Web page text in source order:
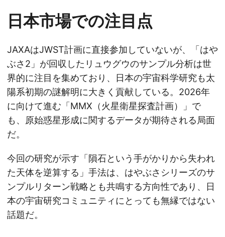
日本市場での注目点
JAXAはJWST計画に直接参加していないが、「はや
ぶさ2」が回収したリュウグウのサンプル分析は世
界的に注目を集めており、日本の宇宙科学研究も太
陽系初期の謎解明に大きく貢献している。2026年
に向けて進む「MMX（火星衛星探査計画）」で
も、原始惑星形成に関するデータが期待される局面
だ。
今回の研究が示す「隕石という手がかりから失われ
た天体を逆算する」手法は、はやぶさシリーズのサ
ンプルリターン戦略とも共鳴する方向性であり、日
本の宇宙研究コミュニティにとっても無縁ではない
話題だ。